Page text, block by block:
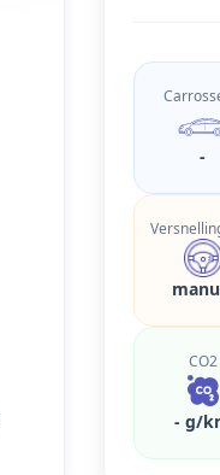
-
CO2
- g/